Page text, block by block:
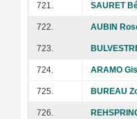
721. SAURET
722. AUBIN
723.
724. ARAMO
725. BUREAU
726.